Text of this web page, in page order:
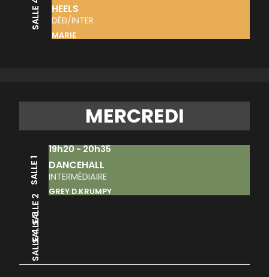
SALLE 4 HEELS
DÉB/INTER
MARIE
MERCREDI
SALLE 1
19h20 - 20h35
DANCEHALL
INTERMÉDIAIRE
GREY D.KRUMPY
SALLE 2
SALLE 3
SALLE 4